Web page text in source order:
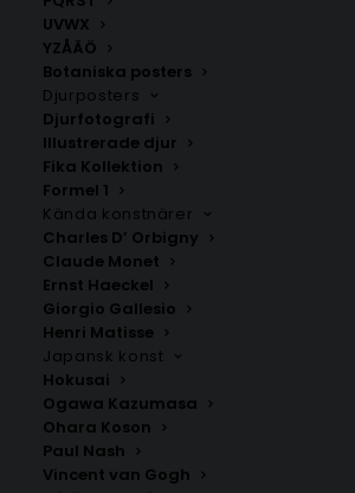
UVWX
YZÅÄÖ
Botaniska posters
Djurposters
Djurfotografi
Illustrerade djur
Fika Kollektion
Formel 1
Kända konstnärer
Charles D’ Orbigny
Claude Monet
Ernst Haeckel
Giorgio Gallesio
Henri Matisse
Japansk konst
Hokusai
Ogawa Kazumasa
Ohara Koson
Paul Nash
Vincent van Gogh
Jalasjärvi
Fr.200.00